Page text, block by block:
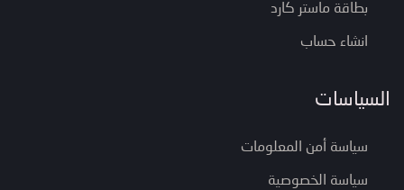
بطاقة ماستر كارد
انشاء حساب
السياسات
سياسة أمن المعلومات
سياسة الخصوصية